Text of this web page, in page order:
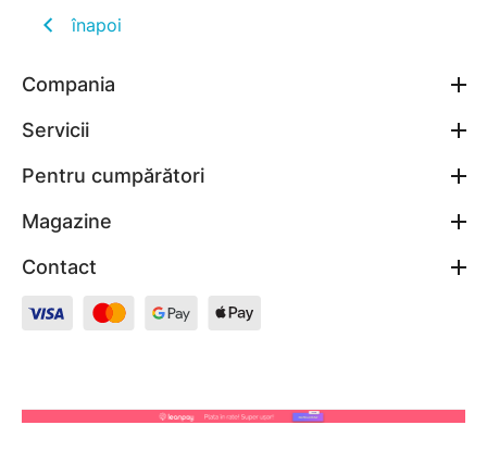
înapoi
Compania
Servicii
Pentru cumpărători
Magazine
Contact